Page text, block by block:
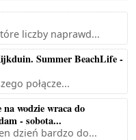
liczby naprawd...
Summer BeachLife -
połącze...
wodzie wraca do
- sobota...
dzień bardzo do...